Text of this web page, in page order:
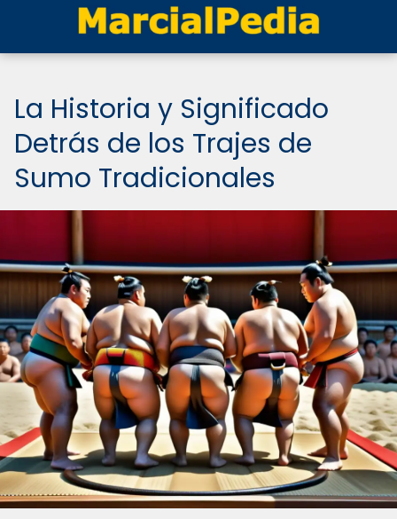
La Historia y Significado
Detrás de los Trajes de
Sumo Tradicionales